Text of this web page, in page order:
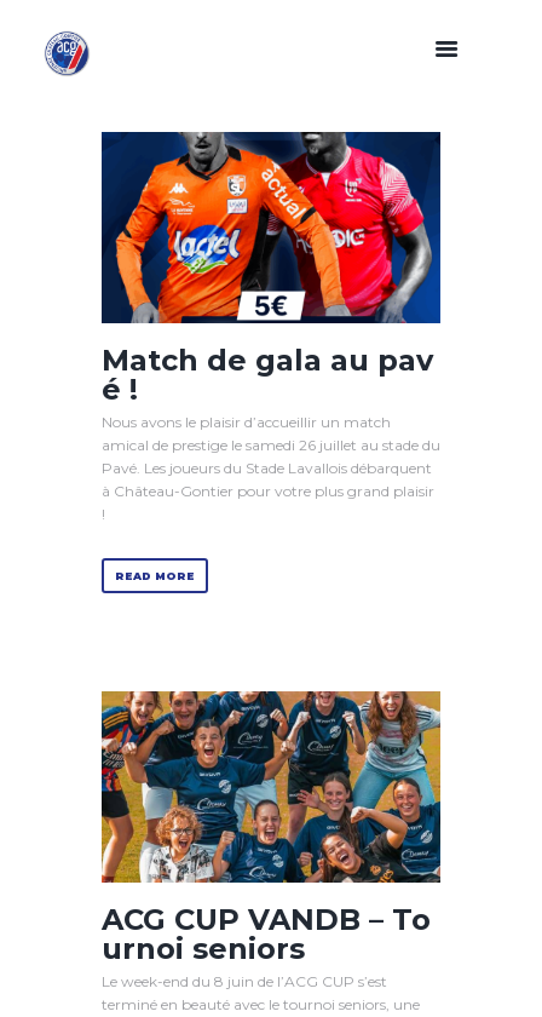
Match de gala au pav
é !
Nous avons le plaisir d’accueillir un match
amical de prestige le samedi 26 juillet au stade du
Pavé. Les joueurs du Stade Lavallois débarquent
à Château-Gontier pour votre plus grand plaisir
!
READ MORE
ACG CUP VANDB – To
urnoi seniors
Le week-end du 8 juin de l’ACG CUP s’est
terminé en beauté avec le tournoi seniors, une